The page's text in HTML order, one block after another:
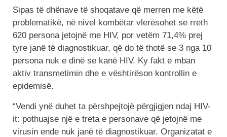
Sipas të dhënave të shoqatave që merren me këtë
problematikë, në nivel kombëtar vlerësohet se rreth
620 persona jetojnë me HIV, por vetëm 71,4% prej
tyre janë të diagnostikuar, që do të thotë se 3 nga 10
persona nuk e dinë se kanë HIV. Ky fakt e mban
aktiv transmetimin dhe e vështirëson kontrollin e
epidemisë.
“Vendi ynë duhet ta përshpejtojë përgjigjen ndaj HIV-
it: pothuajse një e treta e personave që jetojnë me
virusin ende nuk janë të diagnostikuar. Organizatat e